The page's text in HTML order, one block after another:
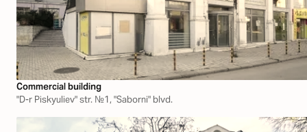
Commercial building
"D-r Piskyuliev" str. №1, "Saborni" blvd.